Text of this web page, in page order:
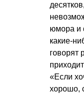
юмора и
какие-
говорят
«Если
хорошо,